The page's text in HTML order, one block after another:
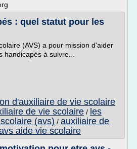
: quel statut pour les
(AVS) a pour mission d'aider
à suivre...
d'auxiliaire de vie scolaire
de vie scolaire / les
(avs) / auxiliaire de
aide vie scolaire